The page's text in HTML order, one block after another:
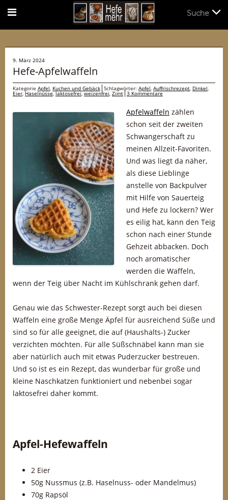
9. März 2024
Hefe-Apfelwaffeln
Kategorie Apfel, Kuchen und Gebäck Schlagwörter: Apfel, Auffrischrezept, Dinkel,
Eier,Haselnüsse,laktosefrei,weizenfrei, Zimt 3 Kommentare
Apfelwaffeln zählen
schon seit der zweiten
Schwangerschaft zu
meinen Allzeit-Favoriten.
Und was liegt da näher,
als diese Lieblinge
anstelle von Backpulver
mit Hilfe von Sauerteig
und Hefe zu lockern? Wer
es eilig hat, kann den Teig
schon nach einer Stunde
Gehzeit abbacken. Doch
noch aromatischer
werden die Waffeln,
wenn der Teig über Nacht im Kühlschrank gehen darf.
Genau wie das Schwester-Rezept sorgt auch bei diesen
Waffeln eine große Menge Äpfel für ausreichend Süße und
sind so für alle geeignet, die auf (Haushalts-) Zucker
verzichten möchten. Für alle Süßschnäbel kann man sie
aber natürlich auch mit etwas Puderzucker bestreuen.
Und so ist es ein Rezept, das wunderbar für große und
kleine Naschkatzen funktioniert und nebenbei sogar
laktosefrei daher kommt.
Apfel-Hefewaffeln
2 Eier
50g Nussmus (z.B. Haselnuss- oder Mandelmus)
70g Rapsöl
Suche
Suche